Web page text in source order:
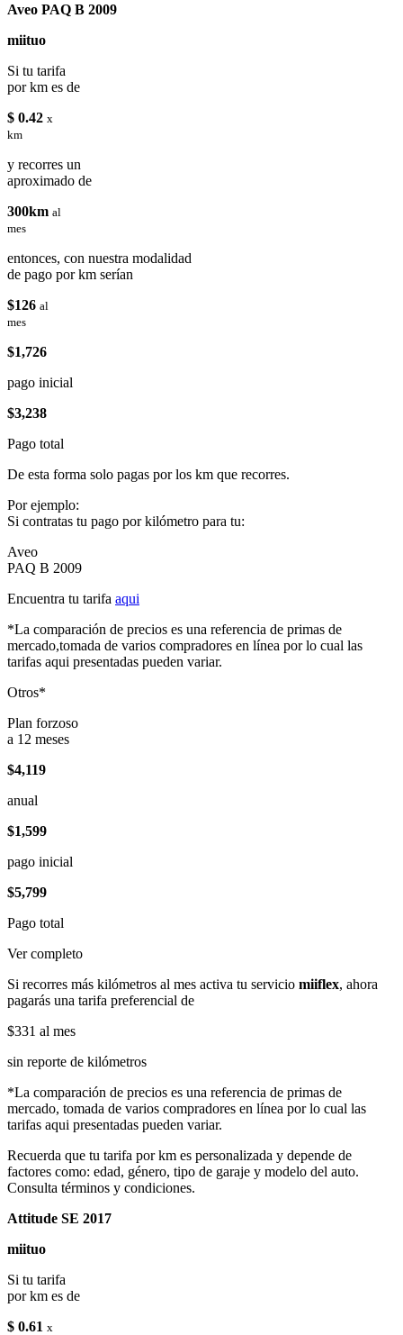
Aveo PAQ B 2009
miituo
Si tu tarifa
por km es de
$ 0.42 x
km
y recorres un
aproximado de
300km al
mes
entonces, con nuestra modalidad
de pago por km serían
$126 al
mes
$1,726
pago inicial
$3,238
Pago total
De esta forma solo pagas por los km que recorres.
Por ejemplo:
Si contratas tu pago por kilómetro para tu:
Aveo
PAQ B 2009
Encuentra tu tarifa aqui
*La comparación de precios es una referencia de primas de
mercado,tomada de varios compradores en línea por lo cual las
tarifas aqui presentadas pueden variar.
Otros*
Plan forzoso
a 12 meses
$4,119
anual
$1,599
pago inicial
$5,799
Pago total
Ver completo
Si recorres más kilómetros al mes activa tu servicio miiflex, ahora
pagarás una tarifa preferencial de
$331 al mes
sin reporte de kilómetros
*La comparación de precios es una referencia de primas de
mercado, tomada de varios compradores en línea por lo cual las
tarifas aqui presentadas pueden variar.
Recuerda que tu tarifa por km es personalizada y depende de
factores como: edad, género, tipo de garaje y modelo del auto.
Consulta términos y condiciones.
Attitude SE 2017
miituo
Si tu tarifa
por km es de
$ 0.61 x